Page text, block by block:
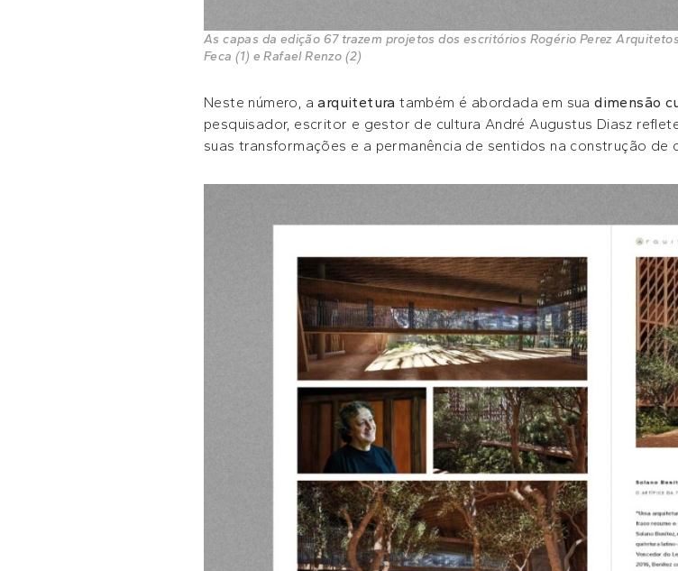
As capas da edição 67 trazem projetos dos escritórios Rogério Perez
Feca (1) e Rafael Renzo (2)
Neste número, aarquitetura também é abordada em suadimensão
pesquisador, escritor e gestor de cultura André Augustus Diasz
suas transformações e a permanência de sentidos na construção de